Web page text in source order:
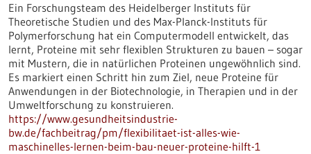
Ein Forschungsteam des Heidelberger Instituts für
Theoretische Studien und des Max-Planck-Instituts für
Polymerforschung hat ein Computermodell entwickelt, das
lernt, Proteine mit sehr flexiblen Strukturen zu bauen – sogar
mit Mustern, die in natürlichen Proteinen ungewöhnlich sind.
Es markiert einen Schritt hin zum Ziel, neue Proteine für
Anwendungen in der Biotechnologie, in Therapien und in der
Umweltforschung zu konstruieren.
https://www.gesundheitsindustrie-
bw.de/fachbeitrag/pm/flexibilitaet-ist-alles-wie-
maschinelles-lernen-beim-bau-neuer-proteine-hilft-1